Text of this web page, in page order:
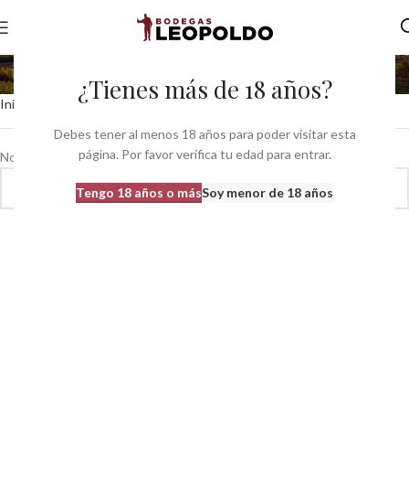
¿Tienes más de 18 años?
Debes tener al menos 18 años para poder visitar esta
página. Por favor verifica tu edad para entrar.
Tengo 18 años o másSoy menor de 18 años
Bourbon
Inicio Tipo del producto Bourbon
No se han encontrado productos que coincidan con tu selección.